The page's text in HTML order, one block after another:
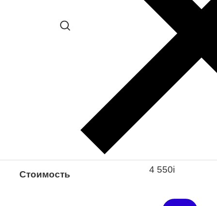
Закажите понравившуюся модель
в ближайший салон “Оптик-Экспресс”.
*Доступно для Республики
Стоимость 4 550i
Сравнить товар